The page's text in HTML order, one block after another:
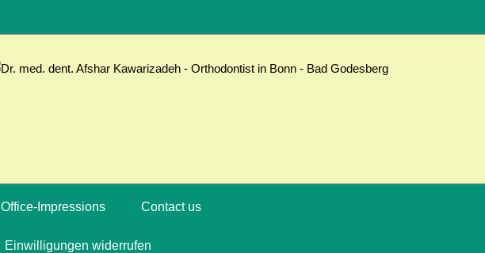
Office-Impressions Contact us
Einwilligungen widerrufen